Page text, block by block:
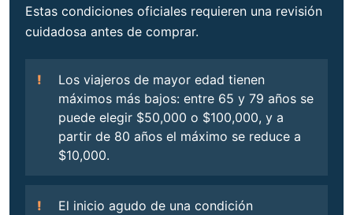
Estas condiciones oficiales requieren una revisión
cuidadosa antes de comprar.
Los viajeros de mayor edad tienen
máximos más bajos: entre 65 y 79 años se
puede elegir $50,000 o $100,000, y a
partir de 80 años el máximo se reduce a
$10,000.
El inicio agudo de una condición